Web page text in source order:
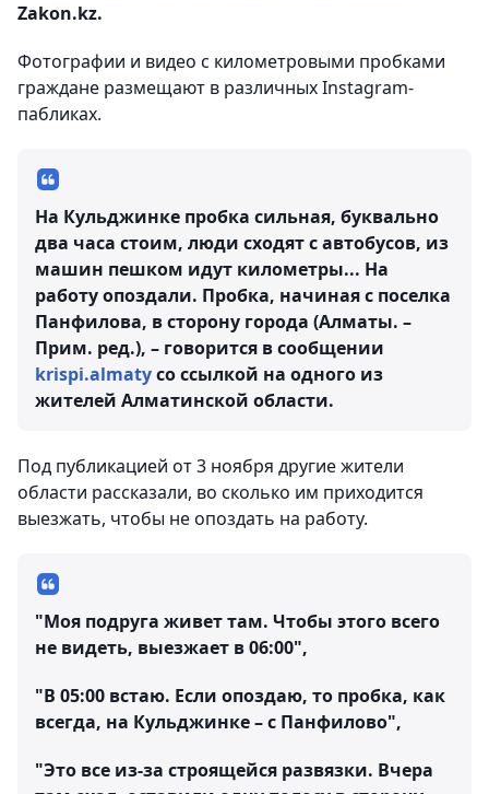
Zakon.kz.
Фотографии и видео с километровыми пробками
граждане размещают в различных Instagram-
пабликах.
На Кульджинке пробка сильная, буквально
два часа стоим, люди сходят с автобусов, из
машин пешком идут километры... На
работу опоздали. Пробка, начиная с поселка
Панфилова, в сторону города (Алматы. –
Прим. ред.), – говорится в сообщении
krispi.almatyсо ссылкой на одного из
жителей Алматинской области.
Под публикацией от 3 ноября другие жители
области рассказали, во сколько им приходится
выезжать, чтобы не опоздать на работу.
"Моя подруга живет там. Чтобы этого всего
не видеть, выезжает в 06:00",
"В 05:00 встаю. Если опоздаю, то пробка, как
всегда, на Кульджинке – с Панфилово",
"Это все из-за строящейся развязки. Вчера